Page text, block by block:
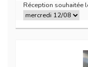
Réception souhaitée